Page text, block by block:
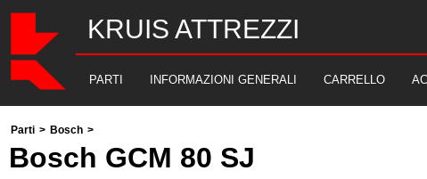
KRUIS ATTREZZI
PARTI INFORMAZIONI GENERALI CARRELLO
Parti > Bosch >
Bosch GCM 80 SJ